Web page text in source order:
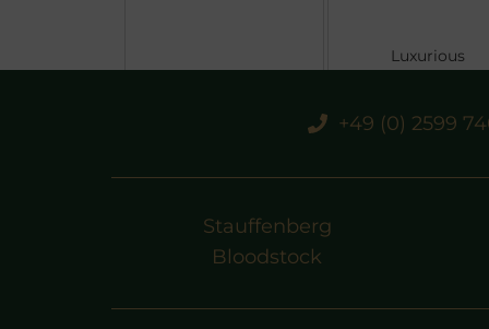
Luxurious
+49 (0) 2599
Stauffenberg
Bloodstock